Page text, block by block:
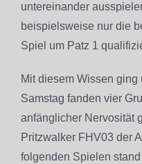
untereinander
beispielsweise nur die
Spiel um Patz 1
Mit diesem Wissen ging
Samstag fanden vier
anfänglicher Nervosität
Pritzwalker FHV03 der
folgenden Spielen